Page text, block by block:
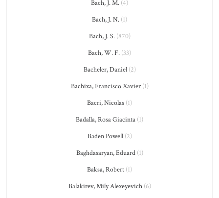
Bach, J. M. (4)
Bach, J. N. (1)
Bach, J. S.(870)
Bach, W. F. (33)
Bacheler, Daniel(2)
Bachixa, Francisco Xavier(1)
Bacri, Nicolas (1)
Badalla, Rosa Giacinta (1)
Baden Powell(2)
Baghdasaryan, Eduard(1)
Baksa, Robert (1)
Balakirev, Mily Alexeyevich(6)